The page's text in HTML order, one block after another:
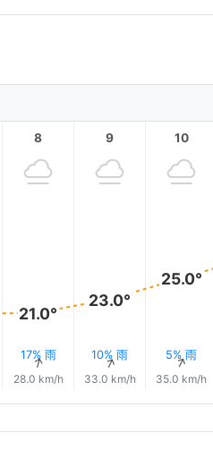
8
21.0°
17% 雨
↑
28.0 km/h
9
23.0°
10% 雨
↑
33.0 km/h
10
25.0°
5% 雨
↑
35.0 km/h